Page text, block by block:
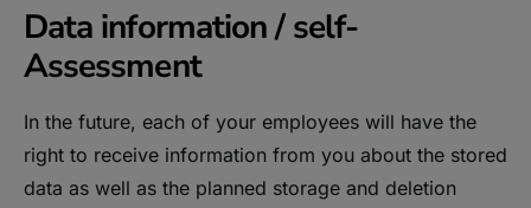
Data information / self-
Assessment
In the future, each of your employees will have the
right to receive information from you about the stored
data as well as the planned storage and deletion